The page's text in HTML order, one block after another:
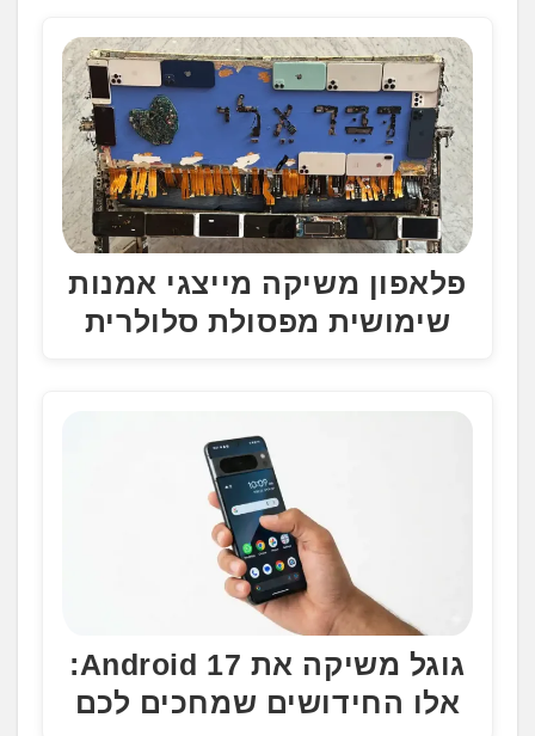
פלאפון משיקה מייצגי אמנות
שימושית מפסולת סלולרית
גוגל משיקה את Android 17:
אלו החידושים שמחכים לכם